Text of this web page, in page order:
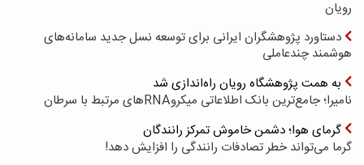
رویان
دستاورد پژوهشگران ایرانی برای توسعه نسل جدید سامانه‌های
هوشمند چندعاملی
به همت پژوهشگاه رویان راه‌اندازی شد
نامیرا؛ جامع‌ترین بانک اطلاعاتی میکروRNAهای مرتبط با سرطان
گرمای هوا؛ دشمن خاموش تمرکز رانندگان
گرما می‌تواند خطر تصادفات رانندگی را افزایش دهد!